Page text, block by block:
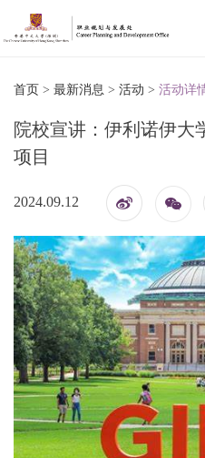
首页 > 最新消息 > 活动 > 活动详
院校宣讲：伊利诺伊大
项目
2024.09.12
博 信